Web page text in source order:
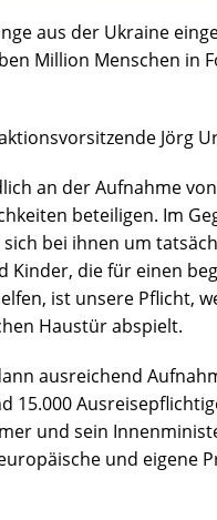
aus der Ukraine
Million Menschen in
Jörg
an der Aufnahme
beteiligen. Im
bei ihnen um
Kinder, die für einen
ist unsere Pflicht,
Haustür abspielt.
ausreichend
15.000
und sein
und eigene